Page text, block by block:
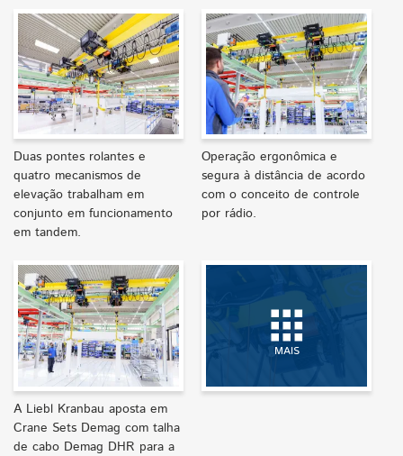
Duas pontes rolantes e
quatro mecanismos de
elevação trabalham em
conjunto em funcionamento
em tandem.
Operação ergonômica e
segura à distância de acordo
com o conceito de controle
por rádio.
A Liebl Kranbau aposta em
Crane Sets Demag com talha
de cabo Demag DHR para a
MAIS